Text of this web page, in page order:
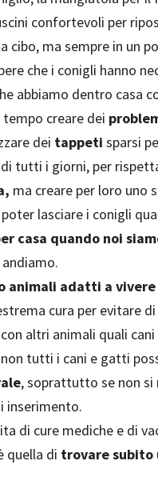
confortevoli per
cibo, ma sempre in un
che i conigli hanno
abbiamo dentro casa
creare dei
dei tappeti sparsi
di tutti i giorni, per
ma creare per loro uno
lasciare i conigli
casa quando noi
animali adatti a
cura per evitare
con altri animali quali
tutti i cani e gatti
, soprattutto se non
inserimento.
di cure mediche e di
quella di trovare subito